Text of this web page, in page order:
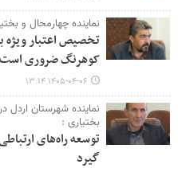
نماینده چهارمحال و
تخصیص اعتبار ویژه
کوهرنگ ضروری است
۱۴۰۵-۰۴-۰۶ ۱۳:۱۴
نماینده شهرستان اردل
بختیاری :
توسعه راه‌های
گیرد